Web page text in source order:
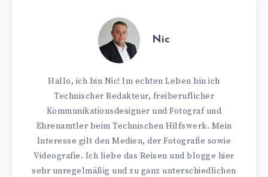
Nic
Hallo, ich bin Nic! Im echten Leben bin ich
Technischer Redakteur, freiberuflicher
Kommunikationsdesigner und Fotograf und
Ehrenamtler beim Technischen Hilfswerk. Mein
Interesse gilt den Medien, der Fotografie sowie
Videografie. Ich liebe das Reisen und blogge hier
sehr unregelmäßig und zu ganz unterschiedlichen